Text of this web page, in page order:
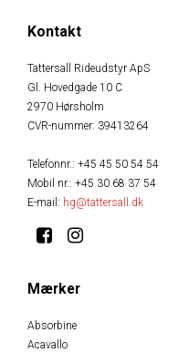
Kontakt
Tattersall Rideudstyr ApS
Gl. Hovedgade 10 C
2970 Hørsholm
CVR-nummer: 39413264
Telefonnr.: +45 45 50 54 54
Mobil nr.: +45 30 68 37 54
E-mail : hg@tattersall.dk
Mærker
Absorbine
Acavallo